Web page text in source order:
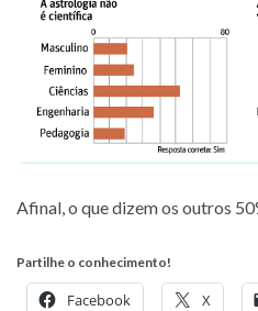
Afinal, o que dizem os outros
Partilhe o conhecimento!
Facebook X